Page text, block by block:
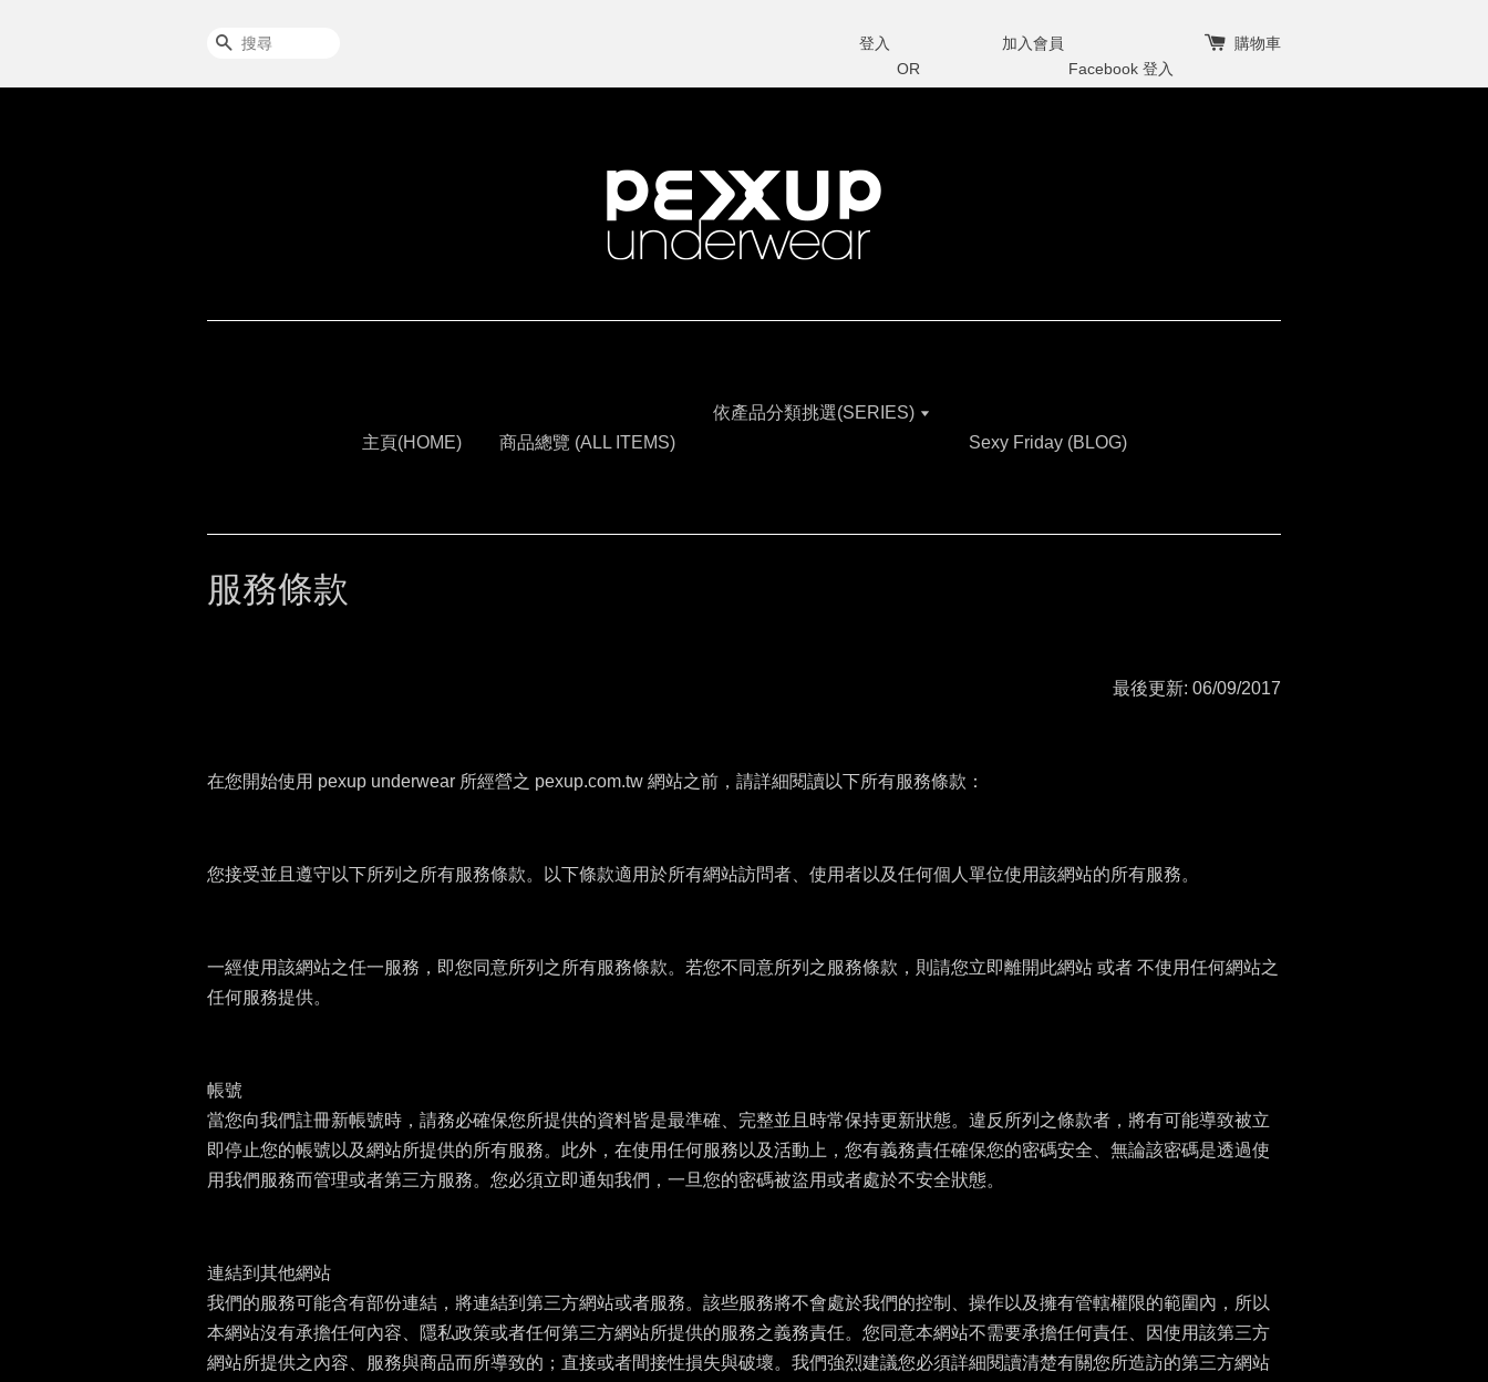
搜尋
登入
OR
加入會員
Facebook 登入
購物車
主頁(HOME) 商品總覽 (ALL ITEMS)
依產品分類挑選(SERIES)
Sexy Friday (BLOG)
服務條款
最後更新: 06/09/2017
在您開始使用 pexup underwear 所經營之 pexup.com.tw 網站之前，請詳細閱讀以下所有服務條款：
您接受並且遵守以下所列之所有服務條款。以下條款適用於所有網站訪問者、使用者以及任何個人單位使用該網站的所有服務。
一經使用該網站之任一服務，即您同意所列之所有服務條款。若您不同意所列之服務條款，則請您立即離開此網站 或者 不使用任何網站之
任何服務提供。
帳號
當您向我們註冊新帳號時，請務必確保您所提供的資料皆是最準確、完整並且時常保持更新狀態。違反所列之條款者，將有可能導致被立
即停止您的帳號以及網站所提供的所有服務。此外，在使用任何服務以及活動上，您有義務責任確保您的密碼安全、無論該密碼是透過使
用我們服務而管理或者第三方服務。您必須立即通知我們，一旦您的密碼被盜用或者處於不安全狀態。
連結到其他網站
我們的服務可能含有部份連結，將連結到第三方網站或者服務。該些服務將不會處於我們的控制、操作以及擁有管轄權限的範圍內，所以
本網站沒有承擔任何內容、隱私政策或者任何第三方網站所提供的服務之義務責任。您同意本網站不需要承擔任何責任、因使用該第三方
網站所提供之內容、服務與商品而所導致的；直接或者間接性損失與破壞。我們強烈建議您必須詳細閱讀清楚有關您所造訪的第三方網站